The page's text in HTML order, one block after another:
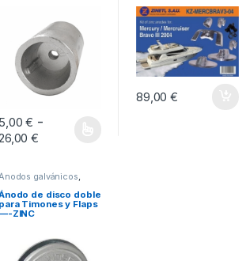
desde 25,00 € hasta 155,00 €
Las opciones se pueden elegir en la
5,00€ -
€ Rango de precios: desde 5,00
producto tiene múltiples variantes. Las
89,00€
galvánicos
Anodos galvánicos
de disco doble
para Timones y Flaps
ZINC